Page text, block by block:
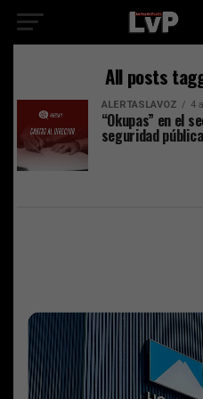
All posts
ALERTASLAVOZ 4
“Okupas” en el
seguridad pública